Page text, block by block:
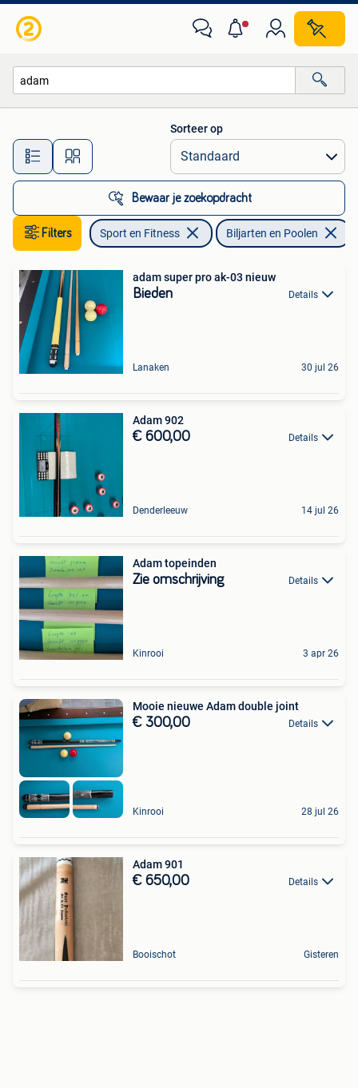
Alle afstanden…
Sorteer op
Bewaar je zoekopdracht
Filters Sport en Fitness Biljarten en Poolen
adam super pro ak-03 nieuw
Bieden Details
Lanaken 30 jul 26
Adam 902
€ 600,00 Details
Denderleeuw 14 jul 26
Adam topeinden
Zie omschrijving Details
Kinrooi 3 apr 26
Mooie nieuwe Adam double joint
€ 300,00 Details
Kinrooi 28 jul 26
Adam 901
€ 650,00 Details
Booischot Gisteren